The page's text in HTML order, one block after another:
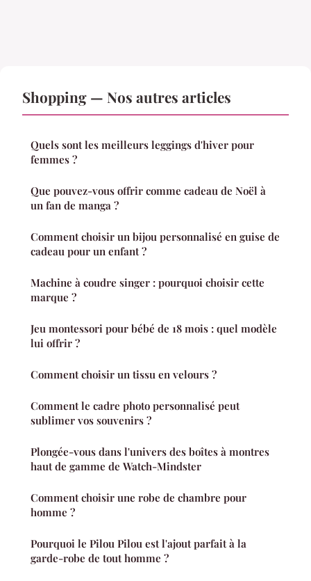
Shopping — Nos autres articles
Quels sont les meilleurs leggings d'hiver pour
femmes ?
Que pouvez-vous offrir comme cadeau de Noël à
un fan de manga ?
Comment choisir un bijou personnalisé en guise de
cadeau pour un enfant ?
Machine à coudre singer : pourquoi choisir cette
marque ?
Jeu montessori pour bébé de 18 mois : quel modèle
lui offrir ?
Comment choisir un tissu en velours ?
Comment le cadre photo personnalisé peut
sublimer vos souvenirs ?
Plongée-vous dans l'univers des boîtes à montres
haut de gamme de Watch-Mindster
Comment choisir une robe de chambre pour
homme ?
Pourquoi le Pilou Pilou est l'ajout parfait à la
garde-robe de tout homme ?